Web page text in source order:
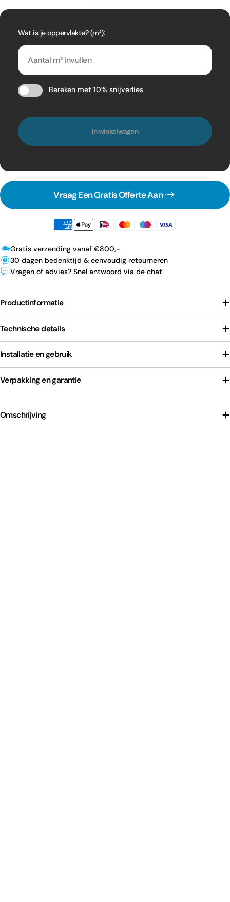
Wat is je oppervlakte? (m²):
Bereken met 10% snijverlies
In winkelwagen
Vraag Een Gratis Offerte Aan
Gratis verzending vanaf €800,-
30 dagen bedenktijd & eenvoudig retourneren
Vragen of advies? Snel antwoord via de chat
Productinformatie
Technische details
Installatie en gebruik
Verpakking en garantie
Omschrijving